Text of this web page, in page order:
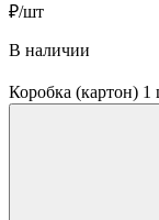
₽/шт
В наличии
Коробка (картон)